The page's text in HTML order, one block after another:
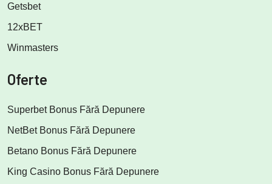
Getsbet
12xBET
Winmasters
Oferte
Superbet Bonus Fără Depunere
NetBet Bonus Fără Depunere
Betano Bonus Fără Depunere
King Casino Bonus Fără Depunere